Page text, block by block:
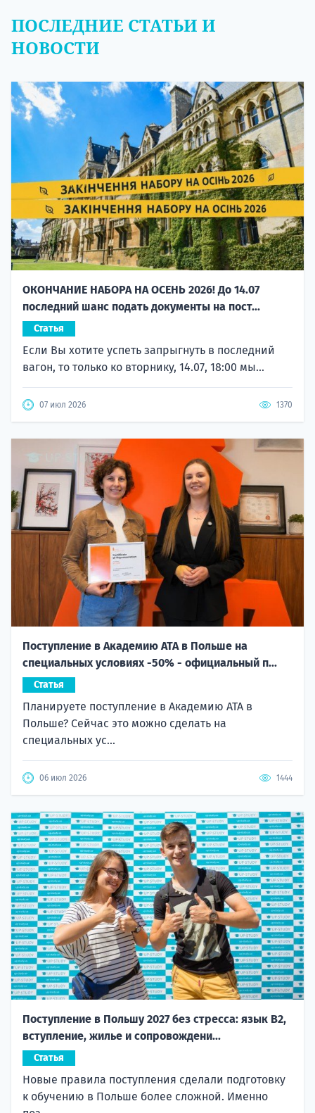
ПОСЛЕДНИЕ СТАТЬИ И
НОВОСТИ
ОКОНЧАНИЕ НАБОРА НА ОСЕНЬ 2026! До 14.07
последний шанс подать документы на пост...
Статья
Если Вы хотите успеть запрыгнуть в последний
вагон, то только ко вторнику, 14.07, 18:00 мы...
07 июл 2026 1370
Поступление в Академию ATA в Польше на
специальных условиях -50% - официальный п...
Статья
Планируете поступление в Академию ATA в
Польше? Сейчас это можно сделать на
специальных ус...
06 июл 2026 1444
Поступление в Польшу 2027 без стресса: язык B2,
вступление, жилье и сопровождени...
Статья
Новые правила поступления сделали подготовку
к обучению в Польше более сложной. Именно